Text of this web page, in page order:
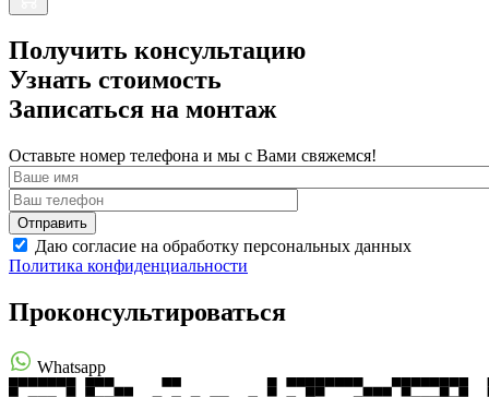
Получить консультацию
Узнать стоимость
Записаться на монтаж
Оставьте номер телефона и мы с Вами свяжемся!
Даю согласие на обработку персональных данных
Политика конфиденциальности
Проконсультироваться
Whatsapp